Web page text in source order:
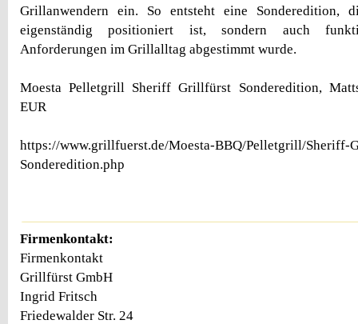
Grillanwendern ein. So entsteht eine Sonderedition,
eigenständig positioniert ist, sondern auch
Anforderungen im Grillalltag abgestimmt wurde.
Moesta Pelletgrill Sheriff Grillfürst Sonderedition,
EUR
https://www.grillfuerst.de/Moesta-BBQ/Pelletgrill/Sheriff-
Sonderedition.php
Firmenkontakt:
Firmenkontakt
Grillfürst GmbH
Ingrid Fritsch
Friedewalder Str. 24